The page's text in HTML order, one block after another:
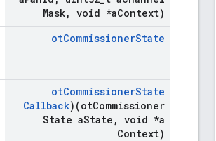
Mask, void *aContext)
otCommissionerState
otCommissionerState
Callback)(otCommissioner
State aState , void *a
Context)